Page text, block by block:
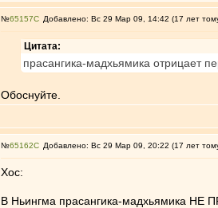
№65157 Добавлено: Вс 29 Мар 09, 14:42 (17 лет
Цитата:
прасангика-мадхьямика отрицает
Обоснуйте.
№65162 Добавлено: Вс 29 Мар 09, 20:22 (17 лет
Хос:
В Ньингма прасангика-мадхьямика НЕ